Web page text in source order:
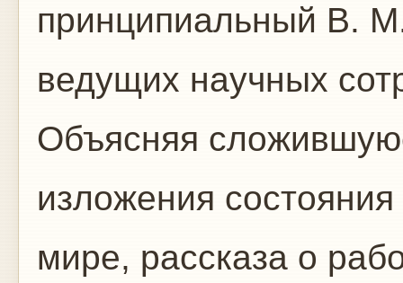
принципиальный В.
ведущих научных
Объясняя
изложения
мире, рассказа о